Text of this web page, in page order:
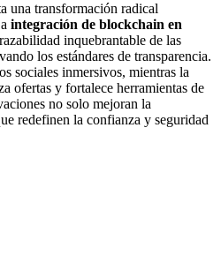
una transformación radical
integración de blockchain en
inquebrantable de las
los estándares de transparencia.
sociales inmersivos, mientras la
ofertas y fortalece herramientas de
no solo mejoran la
redefinen la confianza y seguridad